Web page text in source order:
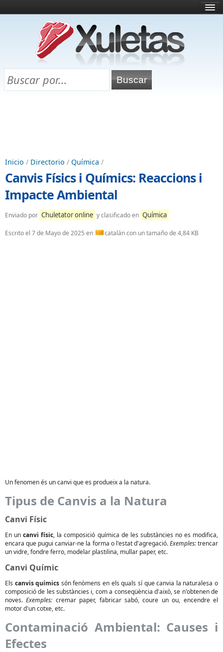
¿Qué es esto?
Directorio
Chuletas para exámenes
Inicio / Directorio / Química /
Canvis Físics i Químics: Reaccions i
Impacte Ambiental
Enviado por Chuletator online y clasificado en Química
Escrito el 7 de Mayo de 2025 en catalán con un tamaño de 4,84 KB
Un fenomen és un canvi que es produeix a la natura.
Tipus de Canvis a la Natura
Canvi Físic
En uncanvi físic, la composició química de les substàncies no es modifica,
encara que pugui canviar-ne la forma o l'estat d'agregació.Exemples:trencar
un vidre, fondre ferro, modelar plastilina, mullar paper, etc.
Canvi Químic
Els canvis químics són fenòmens en els quals sí que canvia la naturalesa o
composició de les substàncies i, com a conseqüència d'això, se n'obtenen de
noves.Exemples: cremar paper, fabricar sabó, coure un ou, encendre el
motor d'un cotxe, etc.
Contaminació Ambiental: Causes i
Efectes